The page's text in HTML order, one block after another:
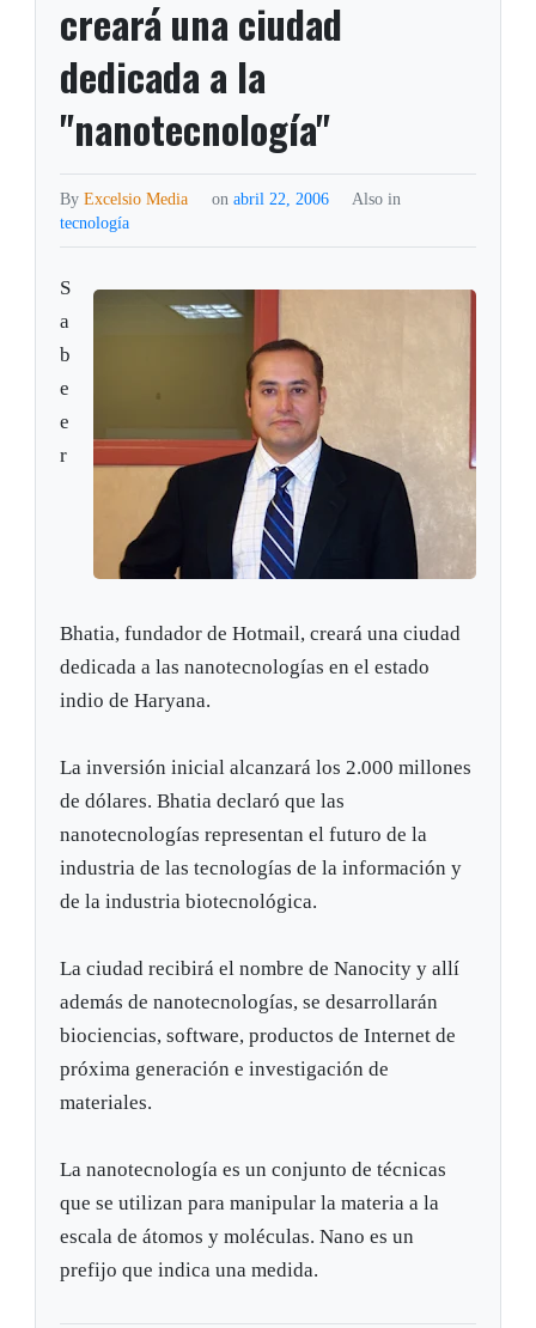
creará una ciudad
dedicada a la
"nanotecnología"
ByExcelsio Media on abril 22, 2006
Also in
tecnología
S
a
b
e
e
r
Bhatia, fundador de Hotmail, creará una ciudad
dedicada a las nanotecnologías en el estado
indio de Haryana.
La inversión inicial alcanzará los 2.000 millones
de dólares. Bhatia declaró que las
nanotecnologías representan el futuro de la
industria de las tecnologías de la información y
de la industria biotecnológica.
La ciudad recibirá el nombre de Nanocity y allí
además de nanotecnologías, se desarrollarán
biociencias, software, productos de Internet de
próxima generación e investigación de
materiales.
La nanotecnología es un conjunto de técnicas
que se utilizan para manipular la materia a la
escala de átomos y moléculas. Nano es un
prefijo que indica una medida.